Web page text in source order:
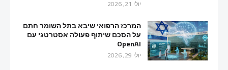
יולי 21, 2026
המרכז הרפואי שיבא בתל השומר חתם
על הסכם שיתוף פעולה אסטרטגי עם
OpenAI
יולי 29, 2026